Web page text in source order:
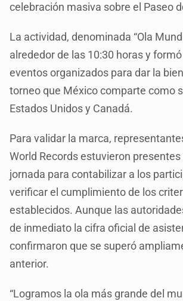
celebración masiva sobre el Paseo
La actividad, denominada “Ola
alrededor de las 10:30 horas y
eventos organizados para dar la
torneo que México comparte como
Estados Unidos y Canadá.
Para validar la marca,
World Records estuvieron
jornada para contabilizar a los
verificar el cumplimiento de los
establecidos. Aunque las
de inmediato la cifra oficial de
confirmaron que se superó
anterior.
“Logramos la ola más grande del